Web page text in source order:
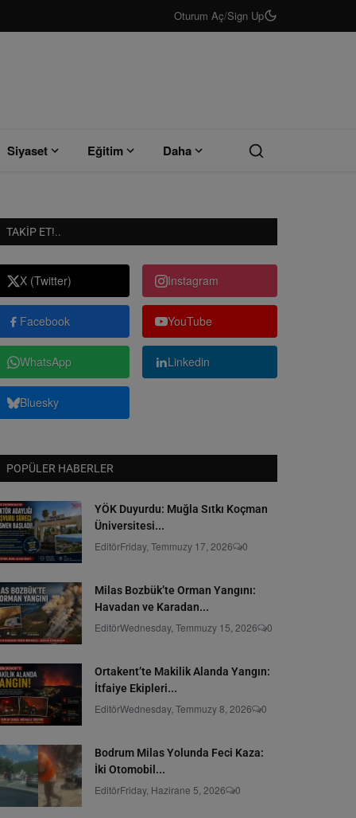
Oturum Aç/Sign Up
Siyaset Eğitim Daha
TAKIP ET!..
X (Twitter) Instagram
Facebook YouTube
WhatsApp Linkedin
Bluesky
POPÜLER HABERLER
YÖK Duyurdu: Muğla Sıtkı Koçman
Üniversitesi...
EditörFriday, Temmuzy 17, 2026 0
Milas Bozbük’te Orman Yangını:
Havadan ve Karadan...
EditörWednesday, Temmuzy 15, 2026 0
Ortakent’te Makilik Alanda Yangın:
İtfaiye Ekipleri...
EditörWednesday, Temmuzy 8, 2026 0
Bodrum Milas Yolunda Feci Kaza:
İki Otomobil...
EditörFriday, Hazirane 5, 2026 0